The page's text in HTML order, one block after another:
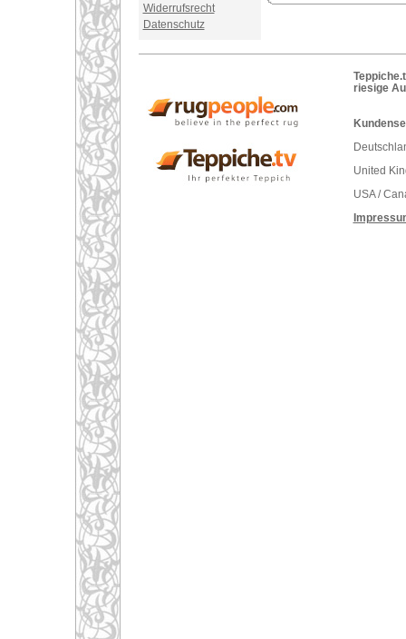
Widerrufsrecht
Datenschutz
riesige
United
USA /